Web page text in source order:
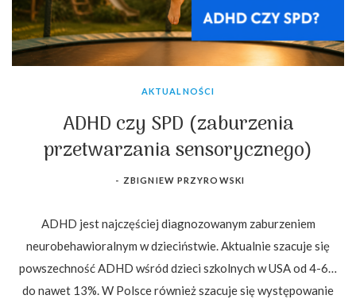
AKTUALNOŚCI
ADHD czy SPD (zaburzenia
przetwarzania sensorycznego)
- ZBIGNIEW PRZYROWSKI
ADHD jest najczęściej diagnozowanym zaburzeniem
neurobehawioralnym w dzieciństwie. Aktualnie szacuje się
powszechność ADHD wśród dzieci szkolnych w USA od 4-6%
do nawet 13%. W Polsce również szacuje się występowanie